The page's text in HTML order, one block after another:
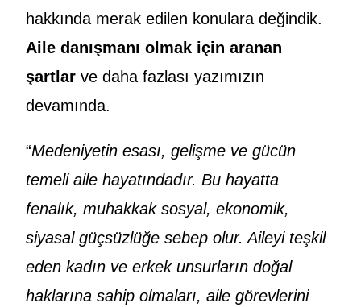
hakkında merak edilen konulara değindik.
Aile danışmanı olmak için aranan
şartlar ve daha fazlası yazımızın
devamında.
“Medeniyetin esası, gelişme ve gücün
temeli aile hayatındadır. Bu hayatta
fenalık, muhakkak sosyal, ekonomik,
siyasal güçsüzlüğe sebep olur. Aileyi teşkil
eden kadın ve erkek unsurların doğal
haklarına sahip olmaları, aile görevlerini